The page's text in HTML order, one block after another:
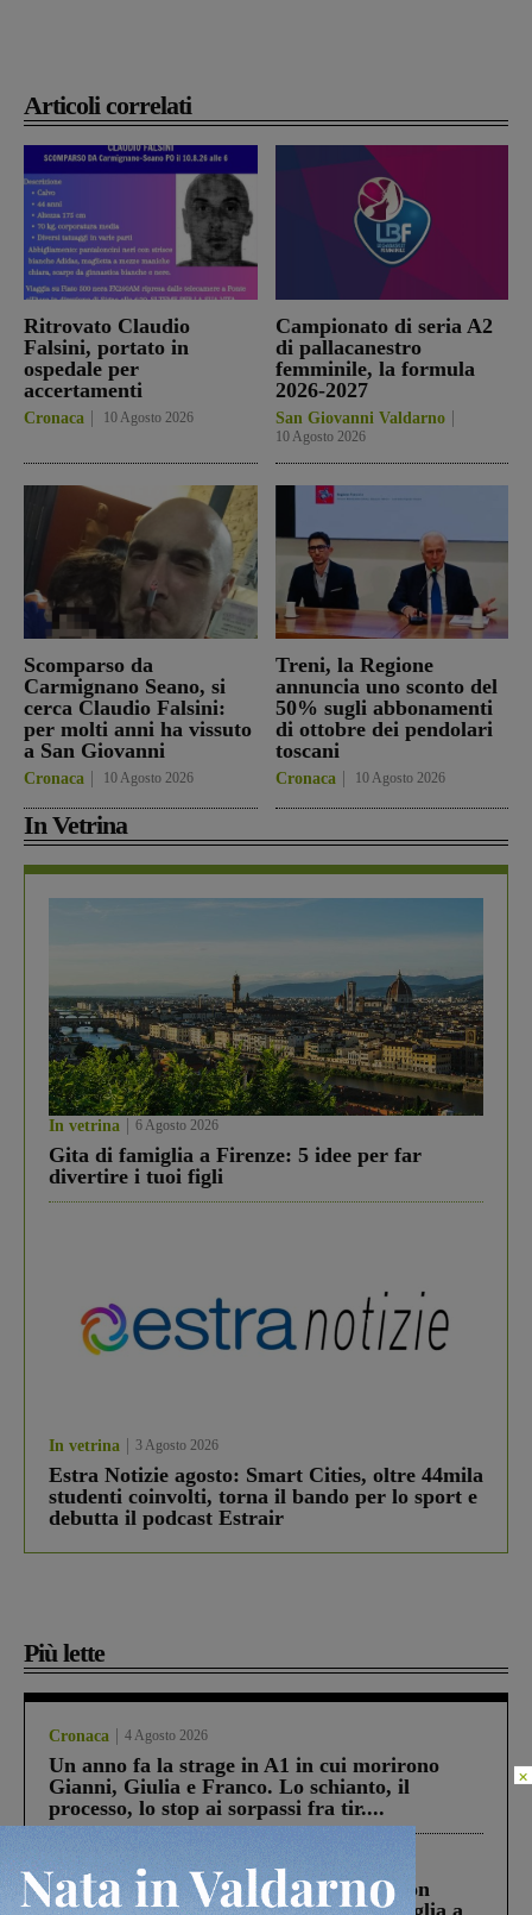
Articoli correlati
Ritrovato Claudio
Falsini, portato in
ospedale per
accertamenti
Cronaca 10 Agosto 2026
Campionato di seria A2
di pallacanestro
femminile, la formula
2026-2027
San Giovanni Valdarno
10 Agosto 2026
Scomparso da
Carmignano Seano, si
cerca Claudio Falsini:
per molti anni ha vissuto
a San Giovanni
Cronaca 10 Agosto 2026
Treni, la Regione
annuncia uno sconto del
50% sugli abbonamenti
di ottobre dei pendolari
toscani
Cronaca 10 Agosto 2026
In Vetrina
In vetrina 6 Agosto 2026
Gita di famiglia a Firenze: 5 idee per far
divertire i tuoi figli
In vetrina 3 Agosto 2026
Estra Notizie agosto: Smart Cities, oltre 44mila
studenti coinvolti, torna il bando per lo sport e
debutta il podcast Estrair
Più lette
Cronaca 4 Agosto 2026
Un anno fa la strage in A1 in cui morirono
Gianni, Giulia e Franco. Lo schianto, il
processo, lo stop ai sorpassi fra tir....
Cronaca
Scomparso da una struttura di Castiglion
×